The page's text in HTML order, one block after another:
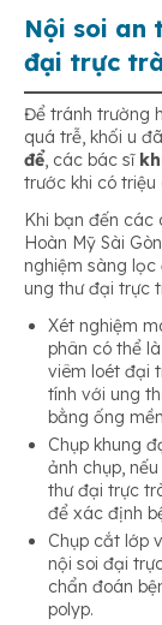
Nội soi an
đại trực
Để tránh trường
quá trễ, khối u
để, các bác sĩ
trước khi có triệu
Khi bạn đến các
Hoàn Mỹ Sài
nghiệm sàng
ung thư đại trực
Xét nghiệm
phân có thể
viêm loét đại
tính với ung
bằng ống
Chụp khung
ảnh chụp,
thư đại trực
để xác định
Chụp cắt lớp
nội soi đại
chẩn đoán
polyp.